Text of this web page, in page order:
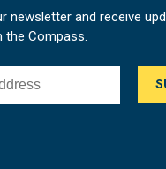
newsletter and receive
Compass.